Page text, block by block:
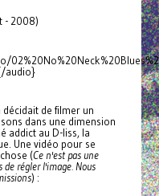
- 2008)
audio}
décidait de filmer un
dans une dimension
addict au D-liss, la
Une vidéo pour se
(Ce n'est pas une
de régler l'image. Nous
) :